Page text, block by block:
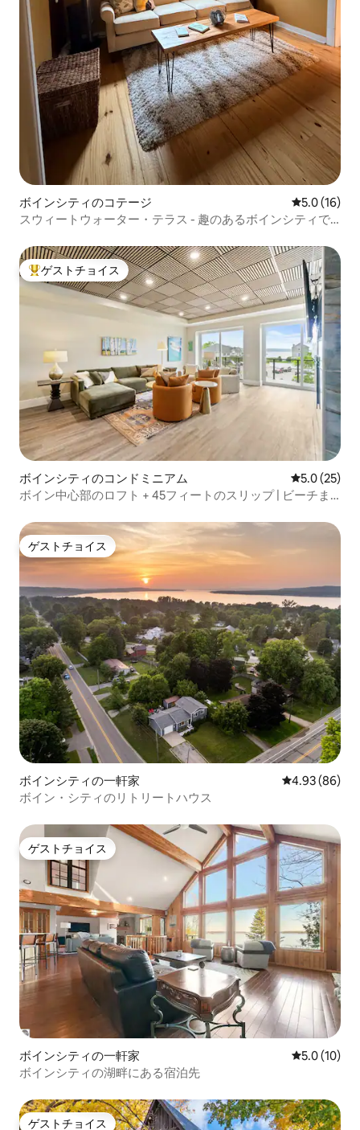
ボインシティのコテージ レビュー16
5.0 (16)
スウィートウォーター・テラス - 趣のあるボインシティで
大好評のゲストチョイスです。
ゲストチョイス
ボインシティのコンドミニアム レビュー25
5.0 (25)
ボイン中心部のロフト + 45フィートのスリップ | ビーチま
ゲストチョイス
ゲストチョイス
ボインシティの一軒家 レビュー86
4.93 (86)
ボイン・シティのリトリートハウス
ゲストチョイス
ゲストチョイス
ボインシティの一軒家 レビュー10
5.0 (10)
ボインシティの湖畔にある宿泊先
ゲストチョイス